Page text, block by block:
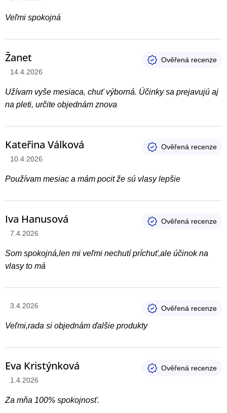
Veľmi spokojná
Žanet
Hodnotenie produktu je 5 z 5 hviezdičiek.
14.4.2026
Užívam vyše mesiaca, chuť výborná. Účinky sa prejavujú aj
na pleti, určite objednám znova
Kateřina Válková
Hodnotenie produktu je 4 z 5 hviezdičiek.
10.4.2026
Používam mesiac a mám pocit že sú vlasy lepšie
Iva Hanusová
Hodnotenie produktu je 5 z 5 hviezdičiek.
7.4.2026
Som spokojná,len mi veľmi nechutí príchuť,ale účinok na
vlasy to má
Hodnotenie produktu je 5 z 5 hviezdičiek.
3.4.2026
Veľmi,rada si objednám ďalšie produkty
Eva Kristýnková
Hodnotenie produktu je 5 z 5 hviezdičiek.
1.4.2026
Za mňa 100% spokojnosť.